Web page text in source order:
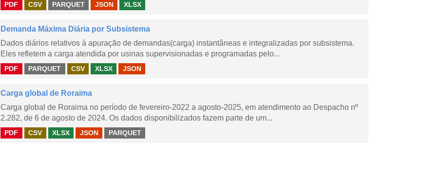
PDF CSV PARQUET JSON XLSX
Demanda Máxima Diária por Subsistema
Dados diários relativos à apuração de demandas(carga) instantâneas e integralizadas por subsistema.
Eles refletem a carga atendida por usinas supervisionadas e programadas pelo...
PDF PARQUET CSV XLSX JSON
Carga global de Roraima
Carga global de Roraima no período de fevereiro-2022 a agosto-2025, em atendimento ao Despacho nº
2.282, de 6 de agosto de 2024. Os dados disponibilizados fazem parte de um...
PDF CSV XLSX JSON PARQUET